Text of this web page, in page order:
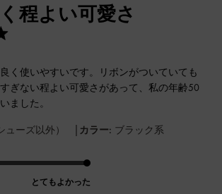
程よい可愛さ
く使いやすいです。リボンがついていても
ぎない程よい可愛さがあって、私の年齢50
ました。
ューズ以外） | カラー: ブラック系
とてもよかった